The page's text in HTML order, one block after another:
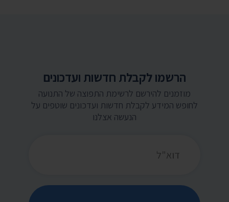
הרשמו לקבלת חדשות ועדכונים
מוזמנים להירשם לרשימת התפוצה של התנועה
לחופש המידע לקבלת חדשות ועדכונים שוטפים על
הנעשה אצלנו